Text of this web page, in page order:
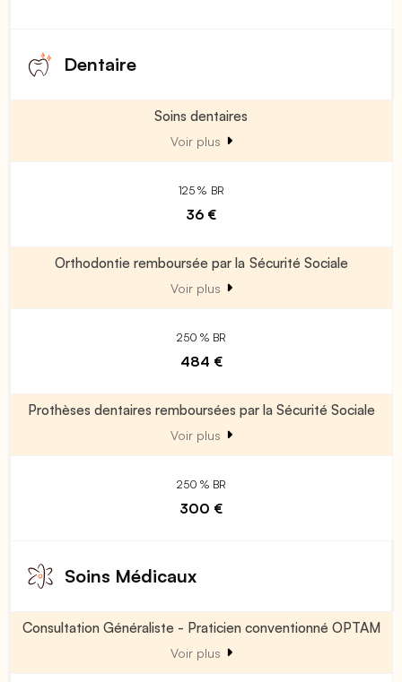
Dentaire
Soins dentaires
Voir plus
125 % BR
36 €
Orthodontie remboursée par la Sécurité Sociale
Voir plus
250 % BR
484 €
Prothèses dentaires remboursées par la Sécurité Sociale
Voir plus
250 % BR
300 €
Soins Médicaux
Consultation Généraliste - Praticien conventionné OPTAM
Voir plus